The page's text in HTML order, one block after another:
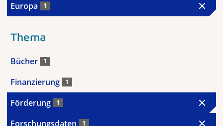
Europa 1
Thema
Bücher 1
Finanzierung 1
Förderung 1
Forschungsdaten 1